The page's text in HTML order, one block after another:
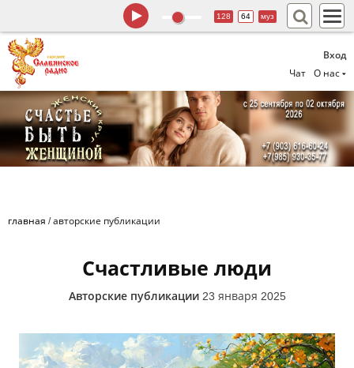
Вход
Чат
О нас
128 64 муз
главная /авторские публикации
Счастливые люди
Авторские публикации 23 января 2025